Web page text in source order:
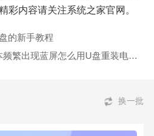
彩内容请关注系统之家官网。
的新手教程
下一篇：吾空K7牛魔笔记本频繁出现蓝屏怎么用U盘重装电脑系统
换一批